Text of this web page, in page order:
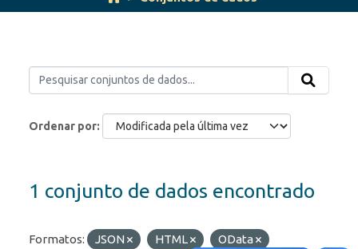
Ordenar por
1 conjunto de dados encontrado
Formatos: JSON HTML
OData